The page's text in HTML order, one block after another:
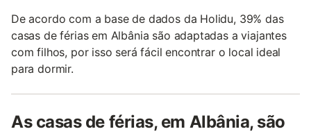
De acordo com a base de dados da Holidu, 39% das
casas de férias em Albânia são adaptadas a viajantes
com filhos, por isso será fácil encontrar o local ideal
para dormir.
As casas de férias, em Albânia, são